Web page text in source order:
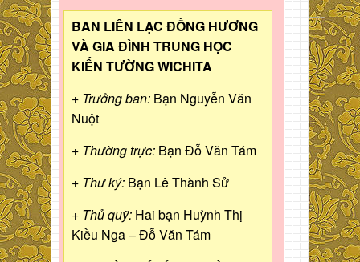
BAN LIÊN LẠC ĐỒNG HƯƠNG
VÀ GIA ĐÌNH TRUNG HỌC
KIẾN TƯỜNG WICHITA
+ Trưởng ban: Bạn Nguyễn Văn
Nuột
+ Thường trực: Bạn Đỗ Văn Tám
+ Thư ký: Bạn Lê Thành Sử
+ Thủ quỹ: Hai bạn Huỳnh Thị
Kiều Nga – Đỗ Văn Tám